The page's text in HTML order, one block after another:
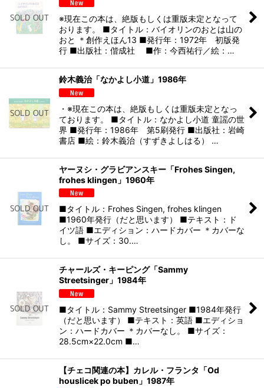
※現在この本は、絶版もしくは重版未定となって
おります。 ■タイトル：バイオリンのおとは山の
おと ＊創作えほん13 ■発行年：1972年 初版発
行 ■出版社：偕成社 ■作：今西祐行／絵：…
鈴木義治「なかよし小道」1986年
・※現在この本は、絶版もしくは重版未定となっ
ております。 ■タイトル：なかよし小道 童謡の世
界 ■発行年：1986年 第5刷発行 ■出版社：岩崎
書店 ■絵：鈴木義治（すずきよしはる） …
ヤーヌシ・グラビアンスキー「Frohes Singen,
frohes klingen」1960年
■タイトル：Frohes Singen, frohes klingen
■1960年発行（だと思います） ■テキスト：ド
イツ語 ■エディション：ハードカバー ＊カバーな
し。 ■サイズ：30.…
チャールズ・キーピング「Sammy
Streetsinger」1984年
■タイトル：Sammy Streetsinger ■1984年発行
（だと思います） ■テキスト：英語 ■エディショ
ン：ハードカバー ＊カバーなし。 ■サイズ：
28.5cm×22.0cm ■…
【チェコ関連の本】カレル・フランタ「Od
houslicek po buben」1987年